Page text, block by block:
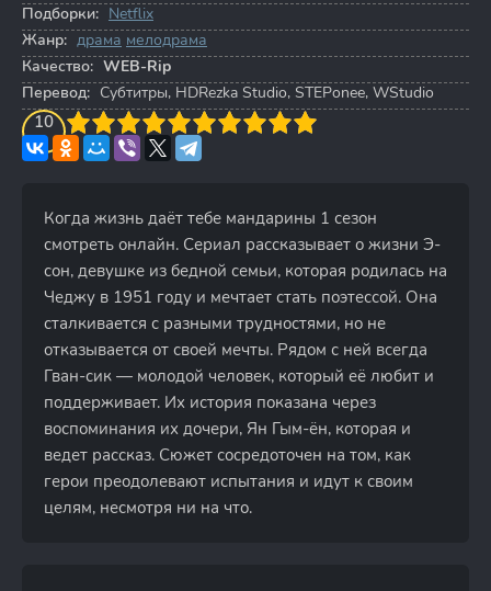
Подборки: Netflix
Жанр: драма мелодрама
Качество: WEB-Rip
Перевод: Субтитры, HDRezka Studio, STEPonee, WStudio
10
4 5 6 7 8 9 10
Когда жизнь даёт тебе мандарины 1 сезон
смотреть онлайн. Сериал рассказывает о жизни Э-
сон, девушке из бедной семьи, которая родилась на
Чеджу в 1951 году и мечтает стать поэтессой. Она
сталкивается с разными трудностями, но не
отказывается от своей мечты. Рядом с ней всегда
Гван-сик — молодой человек, который её любит и
поддерживает. Их история показана через
воспоминания их дочери, Ян Гым-ён, которая и
ведет рассказ. Сюжет сосредоточен на том, как
герои преодолевают испытания и идут к своим
целям, несмотря ни на что.